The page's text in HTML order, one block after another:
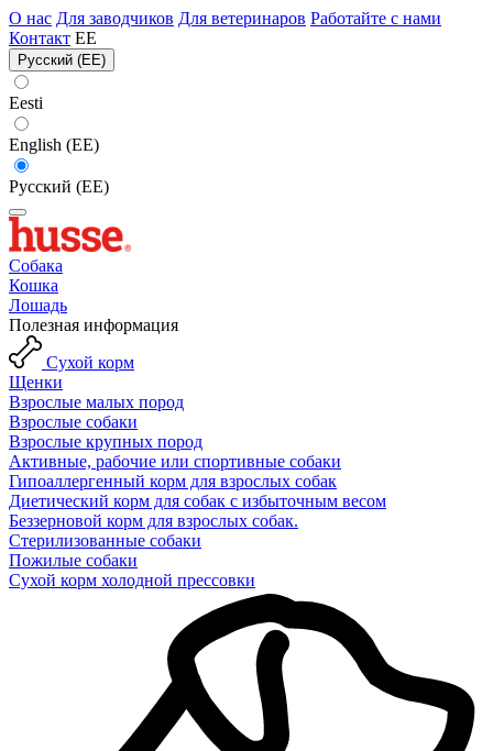
О нас Для заводчиков Для ветеринаров Работайте с нами
Контакт EE
Русский (EE)
Eesti
English (EE)
Русский (EE)
Собака
Кошка
Лошадь
Полезная информация
Сухой корм
Щенки
Взрослые малых пород
Взрослые собаки
Взрослые крупных пород
Активные, рабочие или спортивные собаки
Гипоаллергенный корм для взрослых собак
Диетический корм для собак с избыточным весом
Беззерновой корм для взрослых собак.
Стерилизованные собаки
Пожилые собаки
Сухой корм холодной прессовки